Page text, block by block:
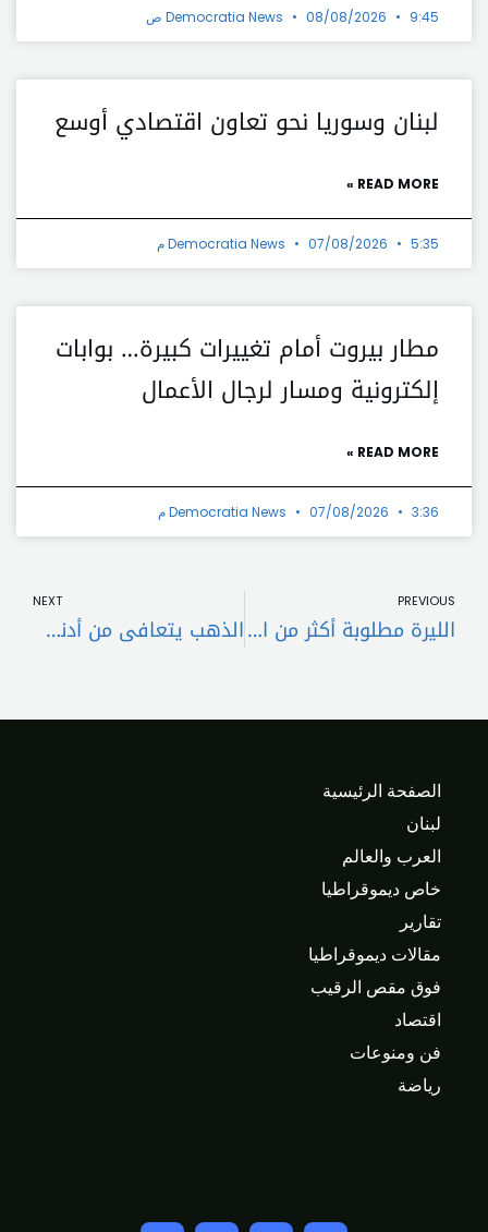
Democratia News 08/08/2026 9:45 ص
لبنان وسوريا نحو تعاون اقتصادي أوسع
READ MORE »
Democratia News 07/08/2026 5:35 م
مطار بيروت أمام تغييرات كبيرة… بوابات
إلكترونية ومسار لرجال الأعمال
READ MORE »
Democratia News 07/08/2026 3:36 م
PREVIOUS
الليرة مطلوبة أكثر من الدولار
NEXT
الذهب يتعافى من أدنى مستوى له
الصفحة الرئيسية
لبنان
العرب والعالم
خاص ديموقراطيا
تقارير
مقالات ديموقراطيا
فوق مقص الرقيب
اقتصاد
فن ومنوعات
رياضة